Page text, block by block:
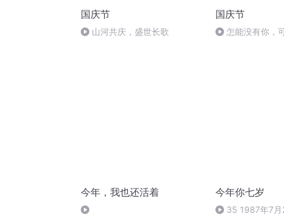
国庆节
山河共庆，盛世长歌
国庆节
怎能没有你，
今年，我也还活着 今年你七岁
35 1987年7月